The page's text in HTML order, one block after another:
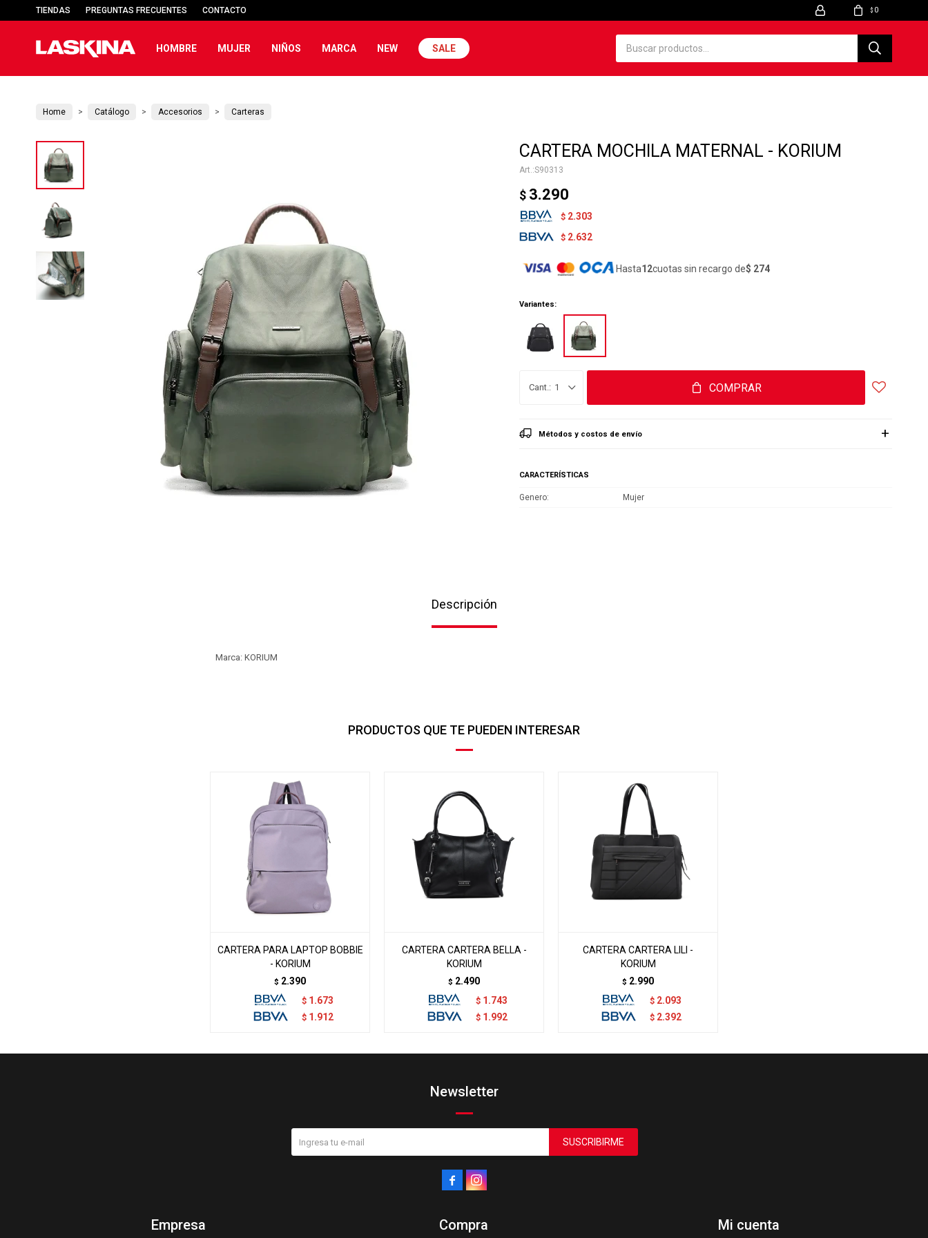
HOMBRE MUJER NIÑOS MARCA NEW SALE
$ 0
TIENDAS PREGUNTAS FRECUENTES CONTACTO
Home Catálogo Accesorios Carteras
CARTERA MOCHILA MATERNAL - KORIUM
S90313
$ 3.290
$ 2.303
$ 2.632
Hasta12cuotas sin recargo de$ 274
Variantes:
1 COMPRAR
Métodos y costos de envío
CARACTERÍSTICAS
Genero Mujer
Descripción
Marca: KORIUM
PRODUCTOS QUE TE PUEDEN INTERESAR
CARTERA PARA LAPTOP BOBBIE
- KORIUM
$ 2.390
$ 1.673
$ 1.912
CARTERA CARTERA BELLA -
KORIUM
$ 2.490
$ 1.743
$ 1.992
CARTERA CARTERA LILI -
KORIUM
$ 2.990
$ 2.093
$ 2.392
Empresa Compra Mi cuenta
Newsletter
SUSCRIBIRME
 